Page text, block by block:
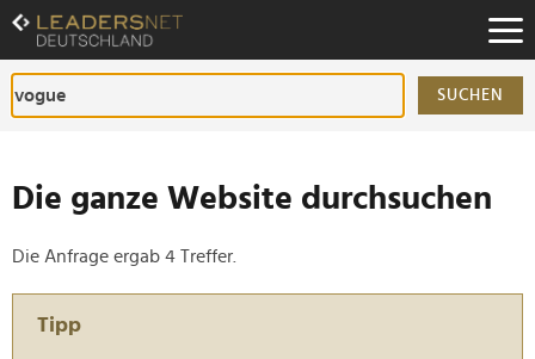
Zum
Inhalt
Zur
Fußzeilen-
Navigation
SUCHEN
Die ganze Website durchsuchen
Die Anfrage ergab 4 Treffer.
Tipp